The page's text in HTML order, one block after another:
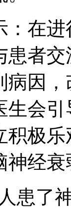
：在
患者
病因
生会
积极
神经衰
患了